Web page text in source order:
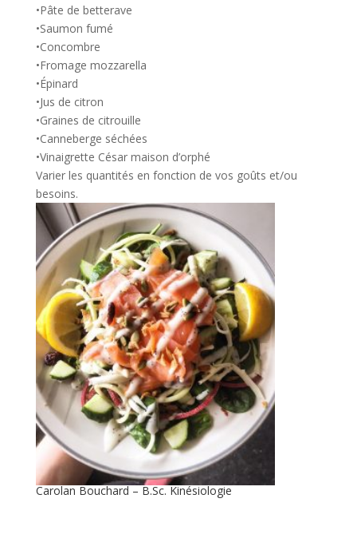
•Pâte de betterave
•Saumon fumé
•Concombre
•Fromage mozzarella
•Épinard
•Jus de citron
•Graines de citrouille
•Canneberge séchées
•Vinaigrette César maison d’orphé
Varier les quantités en fonction de vos goûts et/ou
besoins.
Carolan Bouchard – B.Sc. Kinésiologie